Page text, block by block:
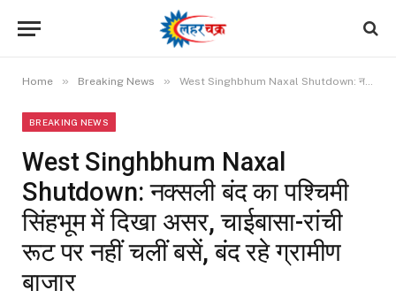
Home » Breaking News » West Singhbhum Naxal Shutdown: नक्सली बंद का पश्चिमी सिंहभूम में दिखा असर, चाईबासा-रांची रूट पर नहीं चलीं बसें, बंद रहे ग्रामीण बाजार
BREAKING NEWS
West Singhbhum Naxal
Shutdown: नक्सली बंद का पश्चिमी
सिंहभूम में दिखा असर, चाईबासा-रांची
रूट पर नहीं चलीं बसें, बंद रहे ग्रामीण
बाजार